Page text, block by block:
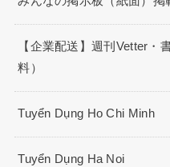
【企業配送】週刊Vetter・
料）
Tuyển Dụng Ho Chi Minh
Tuyển Dụng Ha Noi